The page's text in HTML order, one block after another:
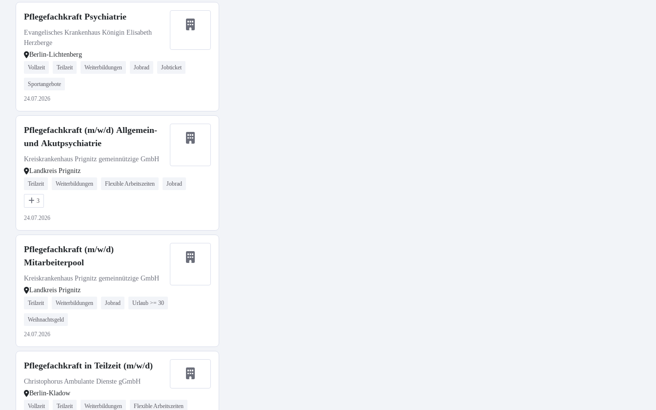
Pflegefachkraft Psychiatrie
Evangelisches Krankenhaus Königin Elisabeth
Herzberge
Berlin-Lichtenberg
Vollzeit Teilzeit Weiterbildungen Jobrad Jobticket
Sportangebote
24.07.2026
Pflegefachkraft (m/w/d) Allgemein-
und Akutpsychiatrie
Kreiskrankenhaus Prignitz gemeinnützige GmbH
Landkreis Prignitz
Teilzeit Weiterbildungen Flexible Arbeitszeiten Jobrad
3
24.07.2026
Pflegefachkraft (m/w/d)
Mitarbeiterpool
Kreiskrankenhaus Prignitz gemeinnützige GmbH
Landkreis Prignitz
Teilzeit Weiterbildungen Jobrad Urlaub >= 30
Weihnachtsgeld
24.07.2026
Pflegefachkraft in Teilzeit (m/w/d)
Christophorus Ambulante Dienste gGmbH
Berlin-Kladow
Vollzeit Teilzeit Weiterbildungen Flexible Arbeitszeiten